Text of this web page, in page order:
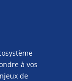
à vos
de